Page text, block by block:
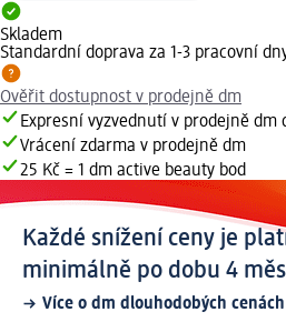
Skladem
Standardní doprava za 1-3 pracovní
Ověřit dostupnost v prodejně dm
Expresní vyzvednutí v prodejně dm
Vrácení zdarma v prodejně dm
25 Kč = 1 dm active beauty bod
Každé snížení ceny je
minimálně po dobu 4
Více o dm dlouhodobých cenách